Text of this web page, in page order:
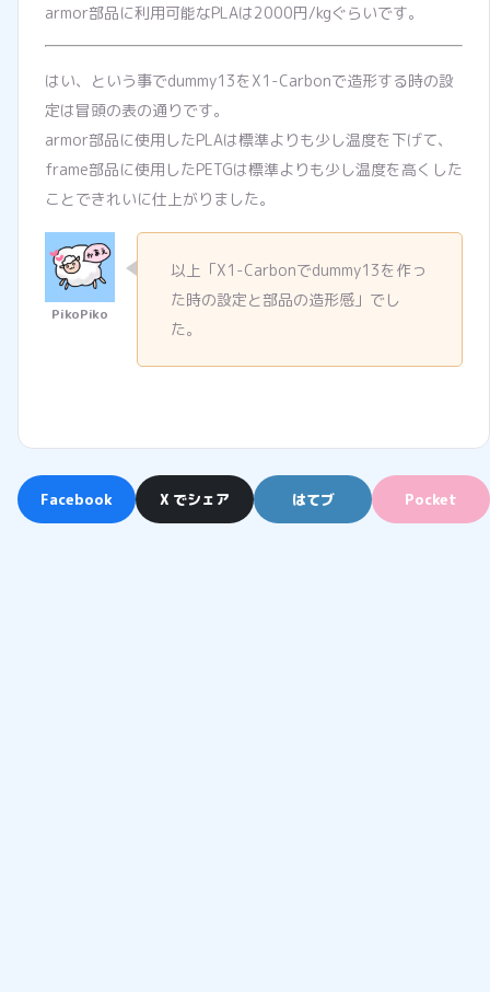
armor部品に利用可能なPLAは2000円/kgぐらいです。
はい、という事でdummy13をX1-Carbonで造形する時の設
定は冒頭の表の通りです。
armor部品に使用したPLAは標準よりも少し温度を下げて、
frame部品に使用したPETGは標準よりも少し温度を高くした
ことできれいに仕上がりました。
以上「X1-Carbonでdummy13を作っ
た時の設定と部品の造形感」でし
た。
Facebook X でシェア はてブ Pocket